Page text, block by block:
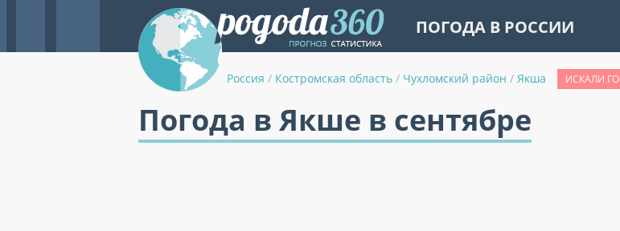
ПОГОДА В РОССИИ
Россия / Костромская область / Чухломский район / Якша ИСКАЛИ
Погода в Якше в сентябре